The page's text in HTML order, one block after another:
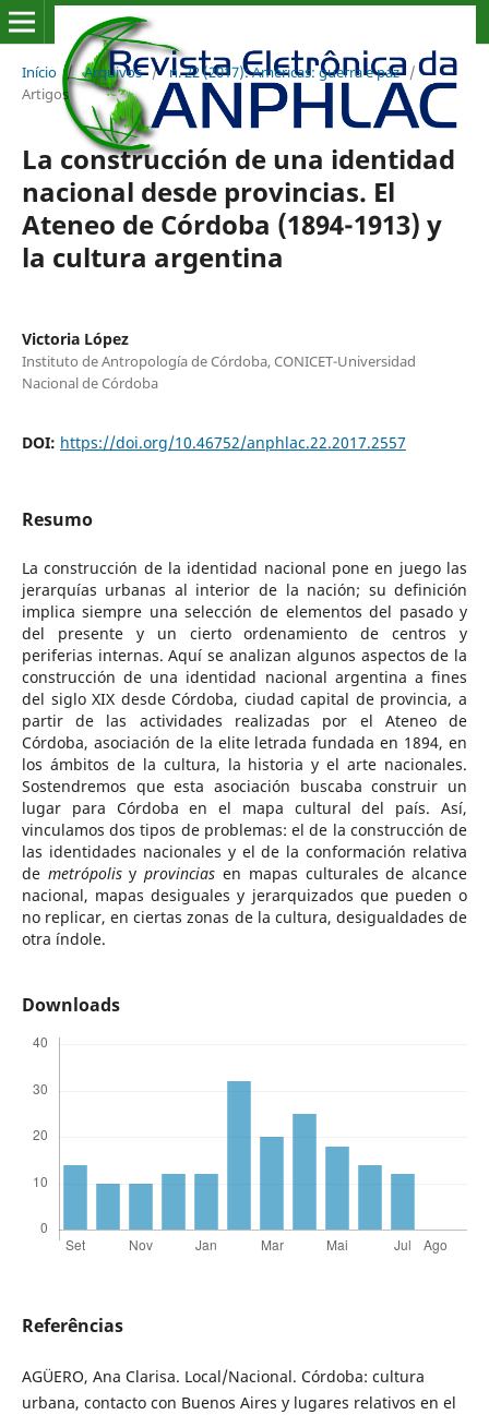
Início / Arquivos / n. 22 (2017): Américas: guerra e paz /
Artigos
La construcción de una identidad
nacional desde provincias. El
Ateneo de Córdoba (1894-1913) y
la cultura argentina
Victoria López
Instituto de Antropología de Córdoba, CONICET-Universidad
Nacional de Córdoba
DOI: https://doi.org/10.46752/anphlac.22.2017.2557
Resumo
La construcción de la identidad nacional pone en juego las
jerarquías urbanas al interior de la nación; su definición
implica siempre una selección de elementos del pasado y
del presente y un cierto ordenamiento de centros y
periferias internas. Aquí se analizan algunos aspectos de la
construcción de una identidad nacional argentina a fines
del siglo XIX desde Córdoba, ciudad capital de provincia, a
partir de las actividades realizadas por el Ateneo de
Córdoba, asociación de la elite letrada fundada en 1894, en
los ámbitos de la cultura, la historia y el arte nacionales.
Sostendremos que esta asociación buscaba construir un
lugar para Córdoba en el mapa cultural del país. Así,
vinculamos dos tipos de problemas: el de la construcción de
las identidades nacionales y el de la conformación relativa
de metrópolisyprovincias en mapas culturales de alcance
nacional, mapas desiguales y jerarquizados que pueden o
no replicar, en ciertas zonas de la cultura, desigualdades de
otra índole.
Downloads
Referências
AGÜERO, Ana Clarisa. Local/Nacional. Córdoba: cultura
urbana, contacto con Buenos Aires y lugares relativos en el